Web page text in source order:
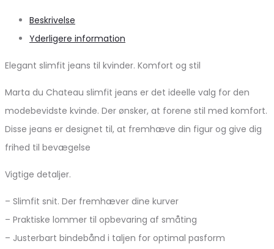
Beskrivelse
Yderligere information
Elegant slimfit jeans til kvinder. Komfort og stil
Marta du Chateau slimfit jeans er det ideelle valg for den
modebevidste kvinde. Der ønsker, at forene stil med komfort.
Disse jeans er designet til, at fremhæve din figur og give dig
frihed til bevægelse
Vigtige detaljer.
– Slimfit snit. Der fremhæver dine kurver
– Praktiske lommer til opbevaring af småting
– Justerbart bindebånd i taljen for optimal pasform